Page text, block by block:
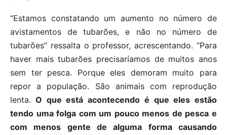
“Estamos constatando um aumento no número de
avistamentos de tubarões, e não no número de
tubarões” ressalta o professor, acrescentando. “Para
haver mais tubarões precisaríamos de muitos anos
sem ter pesca. Porque eles demoram muito para
repor a população. São animais com reprodução
lenta. O que está acontecendo é que eles estão
tendo uma folga com um pouco menos de pesca e
com menos gente de alguma forma causando